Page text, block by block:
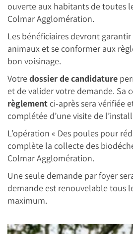
ouverte aux habitants de toutes
Colmar Agglomération.
Les bénéficiaires devront
animaux et se conformer aux
bon voisinage.
Votredossier de candidature
et de valider votre demande. Sa
règlementci-après sera vérifiée
complétée d’une visite de
L’opération « Des poules pour
complète la collecte des
Colmar Agglomération.
Une seule demande par foyer
demande est renouvelable tous
maximum.